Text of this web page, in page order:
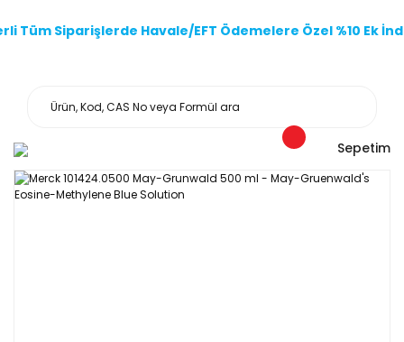
Tüm Siparişlerde Havale/EFT Ödemelere Özel %10 Ek
Sepetim